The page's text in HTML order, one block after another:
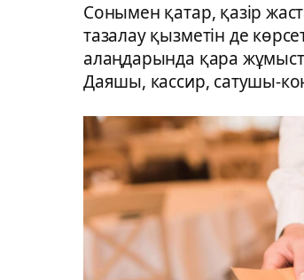
Сонымен қатар, қазір
тазалау қызметін де
алаңдарында қара
Даяшы, кассир, сатушы-